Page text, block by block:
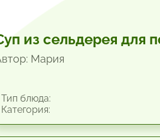
из сельдерея для
Мария
блюда: